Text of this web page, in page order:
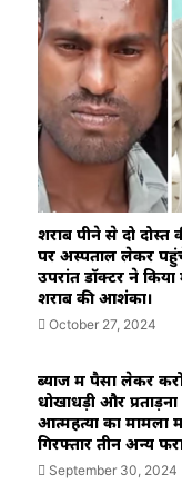
शराब पीने से दो दोस्त
पर अस्पताल लेकर
उपरांत डॉक्टर ने
शराब की आशंका।
October 27, 2024
ब्याज में पैसा लेकर
धोखाधड़ी और
आत्महत्या का मामला
गिरफ्तार तीन अन्य
September 30, 2024